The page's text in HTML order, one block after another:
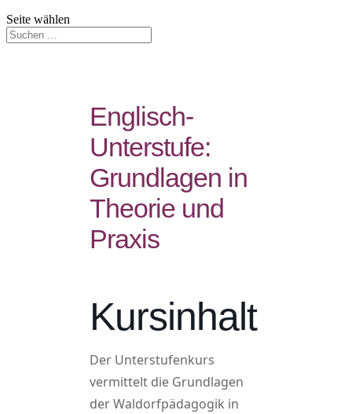
Seite wählen
Englisch-
Unterstufe:
Grundlagen in
Theorie und
Praxis
Kursinhalt
Der Unterstufenkurs
vermittelt die Grundlagen
der Waldorfpädagogik in